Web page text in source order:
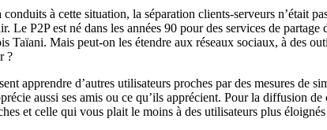
à cette situation, la séparation clients-serveurs n’était
P2P est né dans les années 90 pour des services de partage
Mais peut-on les étendre aux réseaux sociaux, à des
?
apprendre d’autres utilisateurs proches par des mesures de
aussi ses amis ou ce qu’ils apprécient. Pour la diffusion de
et celle qui vous plait le moins à des utilisateurs plus